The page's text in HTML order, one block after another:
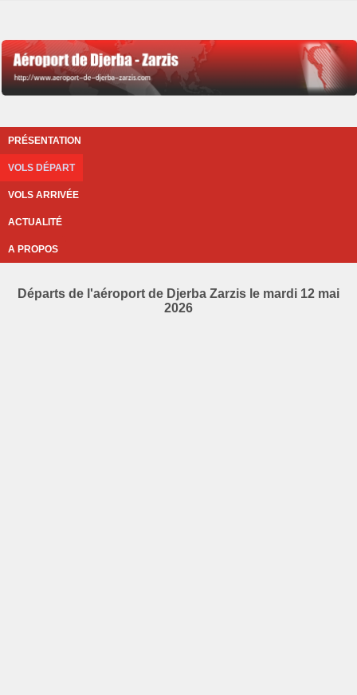
PRÉSENTATION
VOLS DÉPART
VOLS ARRIVÉE
ACTUALITÉ
A PROPOS
Départs de l'aéroport de Djerba Zarzis le mardi 12 mai
2026